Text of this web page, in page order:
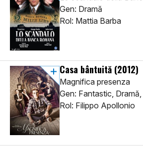
Gen: Dramă
Rol: Mattia Barba
Casa bântuită (2012)
Magnifica presenza
Gen: Fantastic,
Rol: Filippo Apollonio